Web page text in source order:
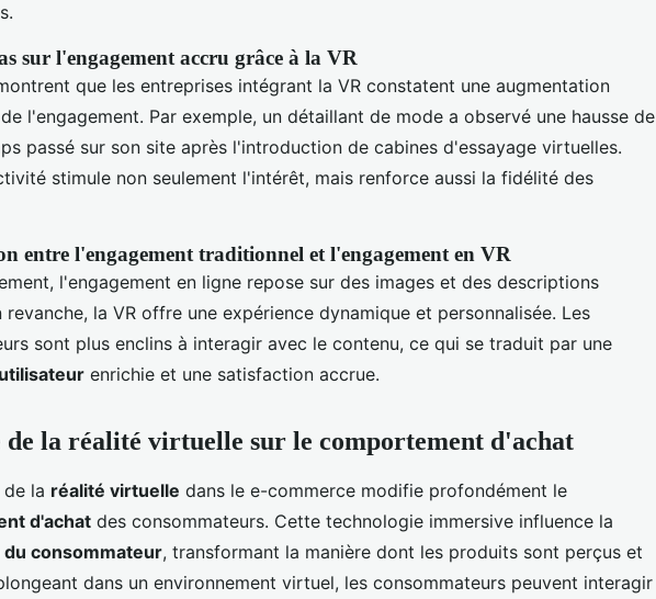
sur l'engagement accru grâce à la VR
que les entreprises intégrant la VR constatent une augmentation
l'engagement. Par exemple, un détaillant de mode a observé une hausse de
passé sur son site après l'introduction de cabines d'essayage virtuelles.
stimule non seulement l'intérêt, mais renforce aussi la fidélité des
entre l'engagement traditionnel et l'engagement en VR
l'engagement en ligne repose sur des images et des descriptions
revanche, la VR offre une expérience dynamique et personnalisée. Les
sont plus enclins à interagir avec le contenu, ce qui se traduit par une
enrichie et une satisfaction accrue.
de la réalité virtuelle sur le comportement d'achat
la réalité virtuelle dans le e-commerce modifie profondément le
d'achat des consommateurs. Cette technologie immersive influence la
consommateur, transformant la manière dont les produits sont perçus et
dans un environnement virtuel, les consommateurs peuvent interagir